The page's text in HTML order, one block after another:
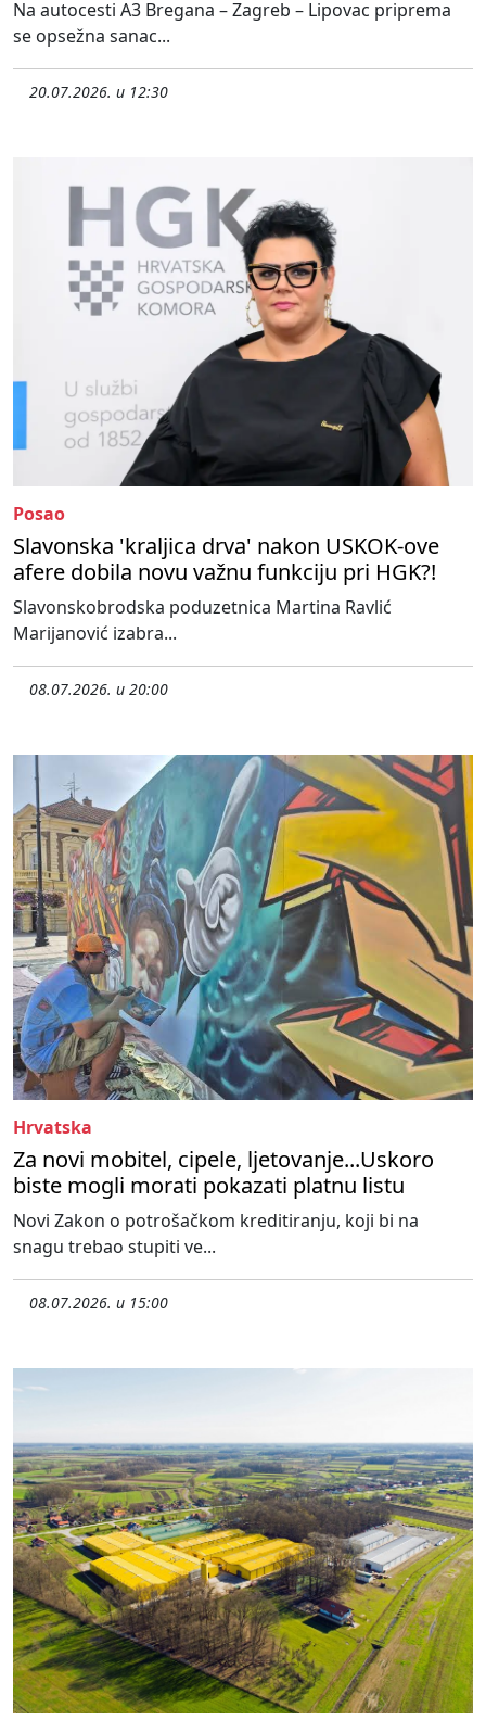
Na autocesti A3 Bregana – Zagreb – Lipovac priprema
se opsežna sanac...
20.07.2026. u 12:30
Posao
Slavonska 'kraljica drva' nakon USKOK-ove
afere dobila novu važnu funkciju pri HGK?!
Slavonskobrodska poduzetnica Martina Ravlić
Marijanović izabra...
08.07.2026. u 20:00
Hrvatska
Za novi mobitel, cipele, ljetovanje...Uskoro
biste mogli morati pokazati platnu listu
Novi Zakon o potrošačkom kreditiranju, koji bi na
snagu trebao stupiti ve...
08.07.2026. u 15:00